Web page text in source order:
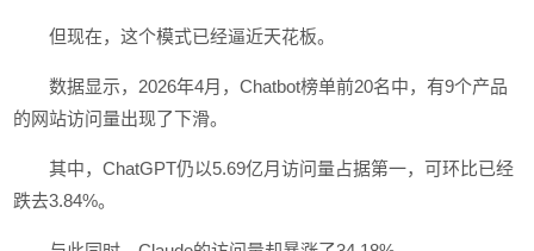
但现在，这个模式已经逼近天花板。
数据显示，2026年4月，Chatbot榜单前20名中，有9个产品
的网站访问量出现了下滑。
其中，ChatGPT仍以5.69亿月访问量占据第一，可环比已经
跌去3.84%。